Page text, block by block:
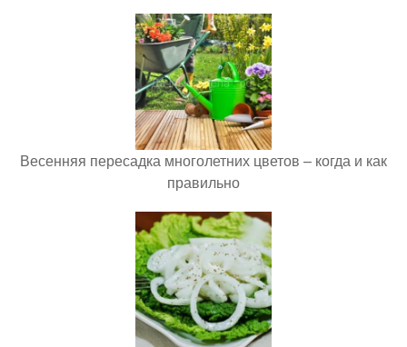
Весенняя пересадка многолетних цветов – когда и как
правильно